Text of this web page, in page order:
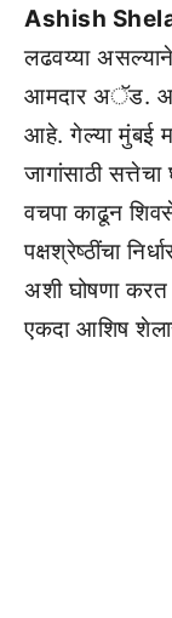
Ashish
लढवय्या
आमदार अॅड.
आहे. गेल्या मुंबई
जागांसाठी
वचपा काढून
पक्षश्रेष्ठींचा
अशी घोषणा करत
एकदा आशिष